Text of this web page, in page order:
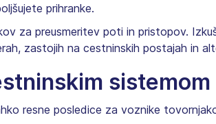
prihranke.
za preusmeritev poti in pristopov.
zastojih na cestninskih postajah in
sistemom
resne posledice za voznike